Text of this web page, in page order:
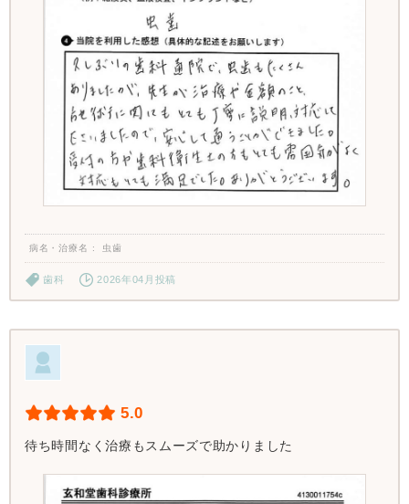
病名・治療名 虫歯
歯科 2026年04月投稿
5.0
待ち時間なく治療もスムーズで助かりました